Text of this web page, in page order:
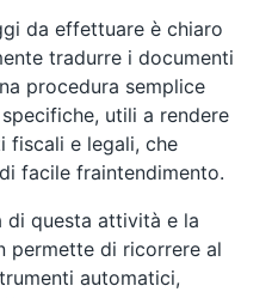
da effettuare è chiaro
tradurre i documenti
procedura semplice
utili a rendere
fiscali e legali, che
facile fraintendimento.
di questa attività e la
permette di ricorrere al
automatici,